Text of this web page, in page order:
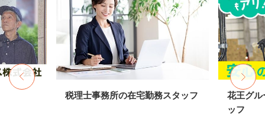
税理士事務所の在宅勤務スタッフ
花王グル
ッフ